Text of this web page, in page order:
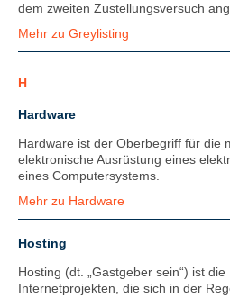
dem zweiten Zustellungsversuch
Mehr zu Greylisting
H
Hardware
Hardware ist der Oberbegriff für die
elektronische Ausrüstung eines
eines Computersystems.
Mehr zu Hardware
Hosting
Hosting (dt. „Gastgeber sein“) ist
Internetprojekten, die sich in der